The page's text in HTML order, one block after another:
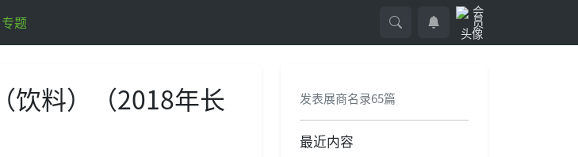
专题
饮料）（2018年长
发表展商名录65篇
最近内容